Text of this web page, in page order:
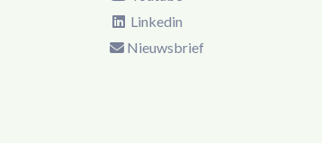
Linkedin
Nieuwsbrief